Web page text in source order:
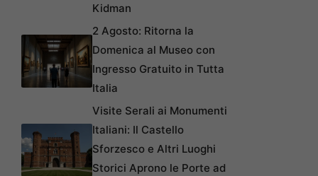
Kidman
2 Agosto: Ritorna la
Domenica al Museo con
Ingresso Gratuito in Tutta
Italia
Visite Serali ai Monumenti
Italiani: Il Castello
Sforzesco e Altri Luoghi
Storici Aprono le Porte ad